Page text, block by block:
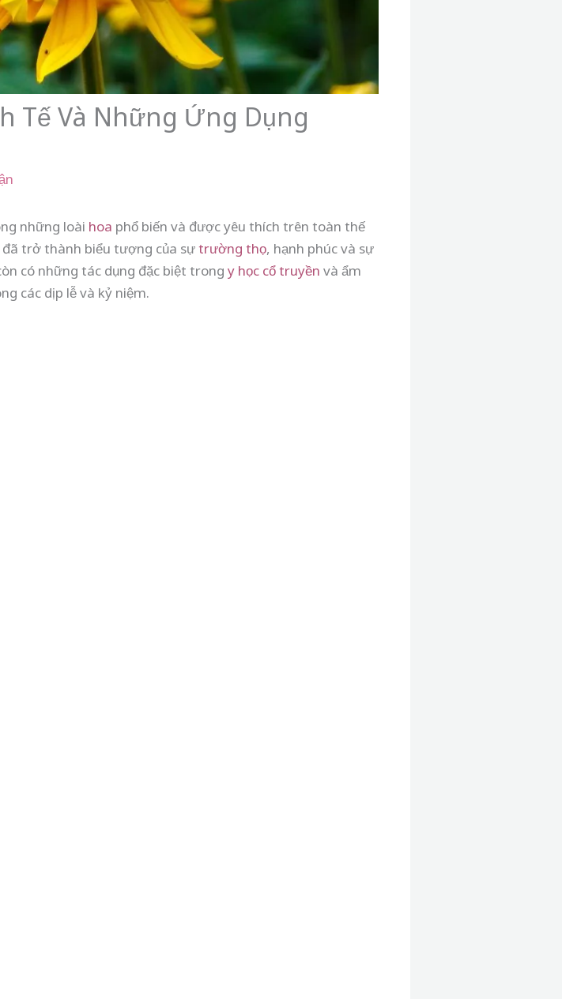
Tế Và Những Ứng Dụng
những loài hoa phổ biến và được yêu thích trên toàn thế
đã trở thành biểu tượng của sựtrường thọ, hạnh phúc và sự
có những tác dụng đặc biệt trong y học cổ truyền và ẩm
các dịp lễ và kỷ niệm.